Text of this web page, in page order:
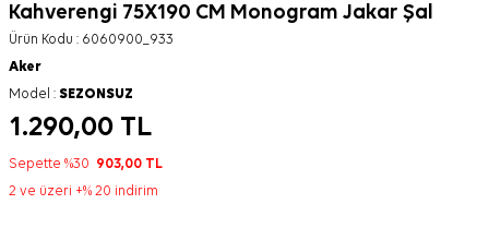
Kahverengi 75X190 CM Monogram Jakar Şal
Ürün Kodu : 6060900_933
Aker
Model : SEZONSUZ
1.290,00 TL
Sepette %30 903,00 TL
2 ve üzeri +% 20 indirim